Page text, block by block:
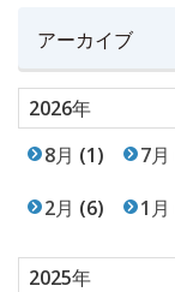
アーカイブ
2026年
8月 (1) 7月
2月 (6) 1月
2025年